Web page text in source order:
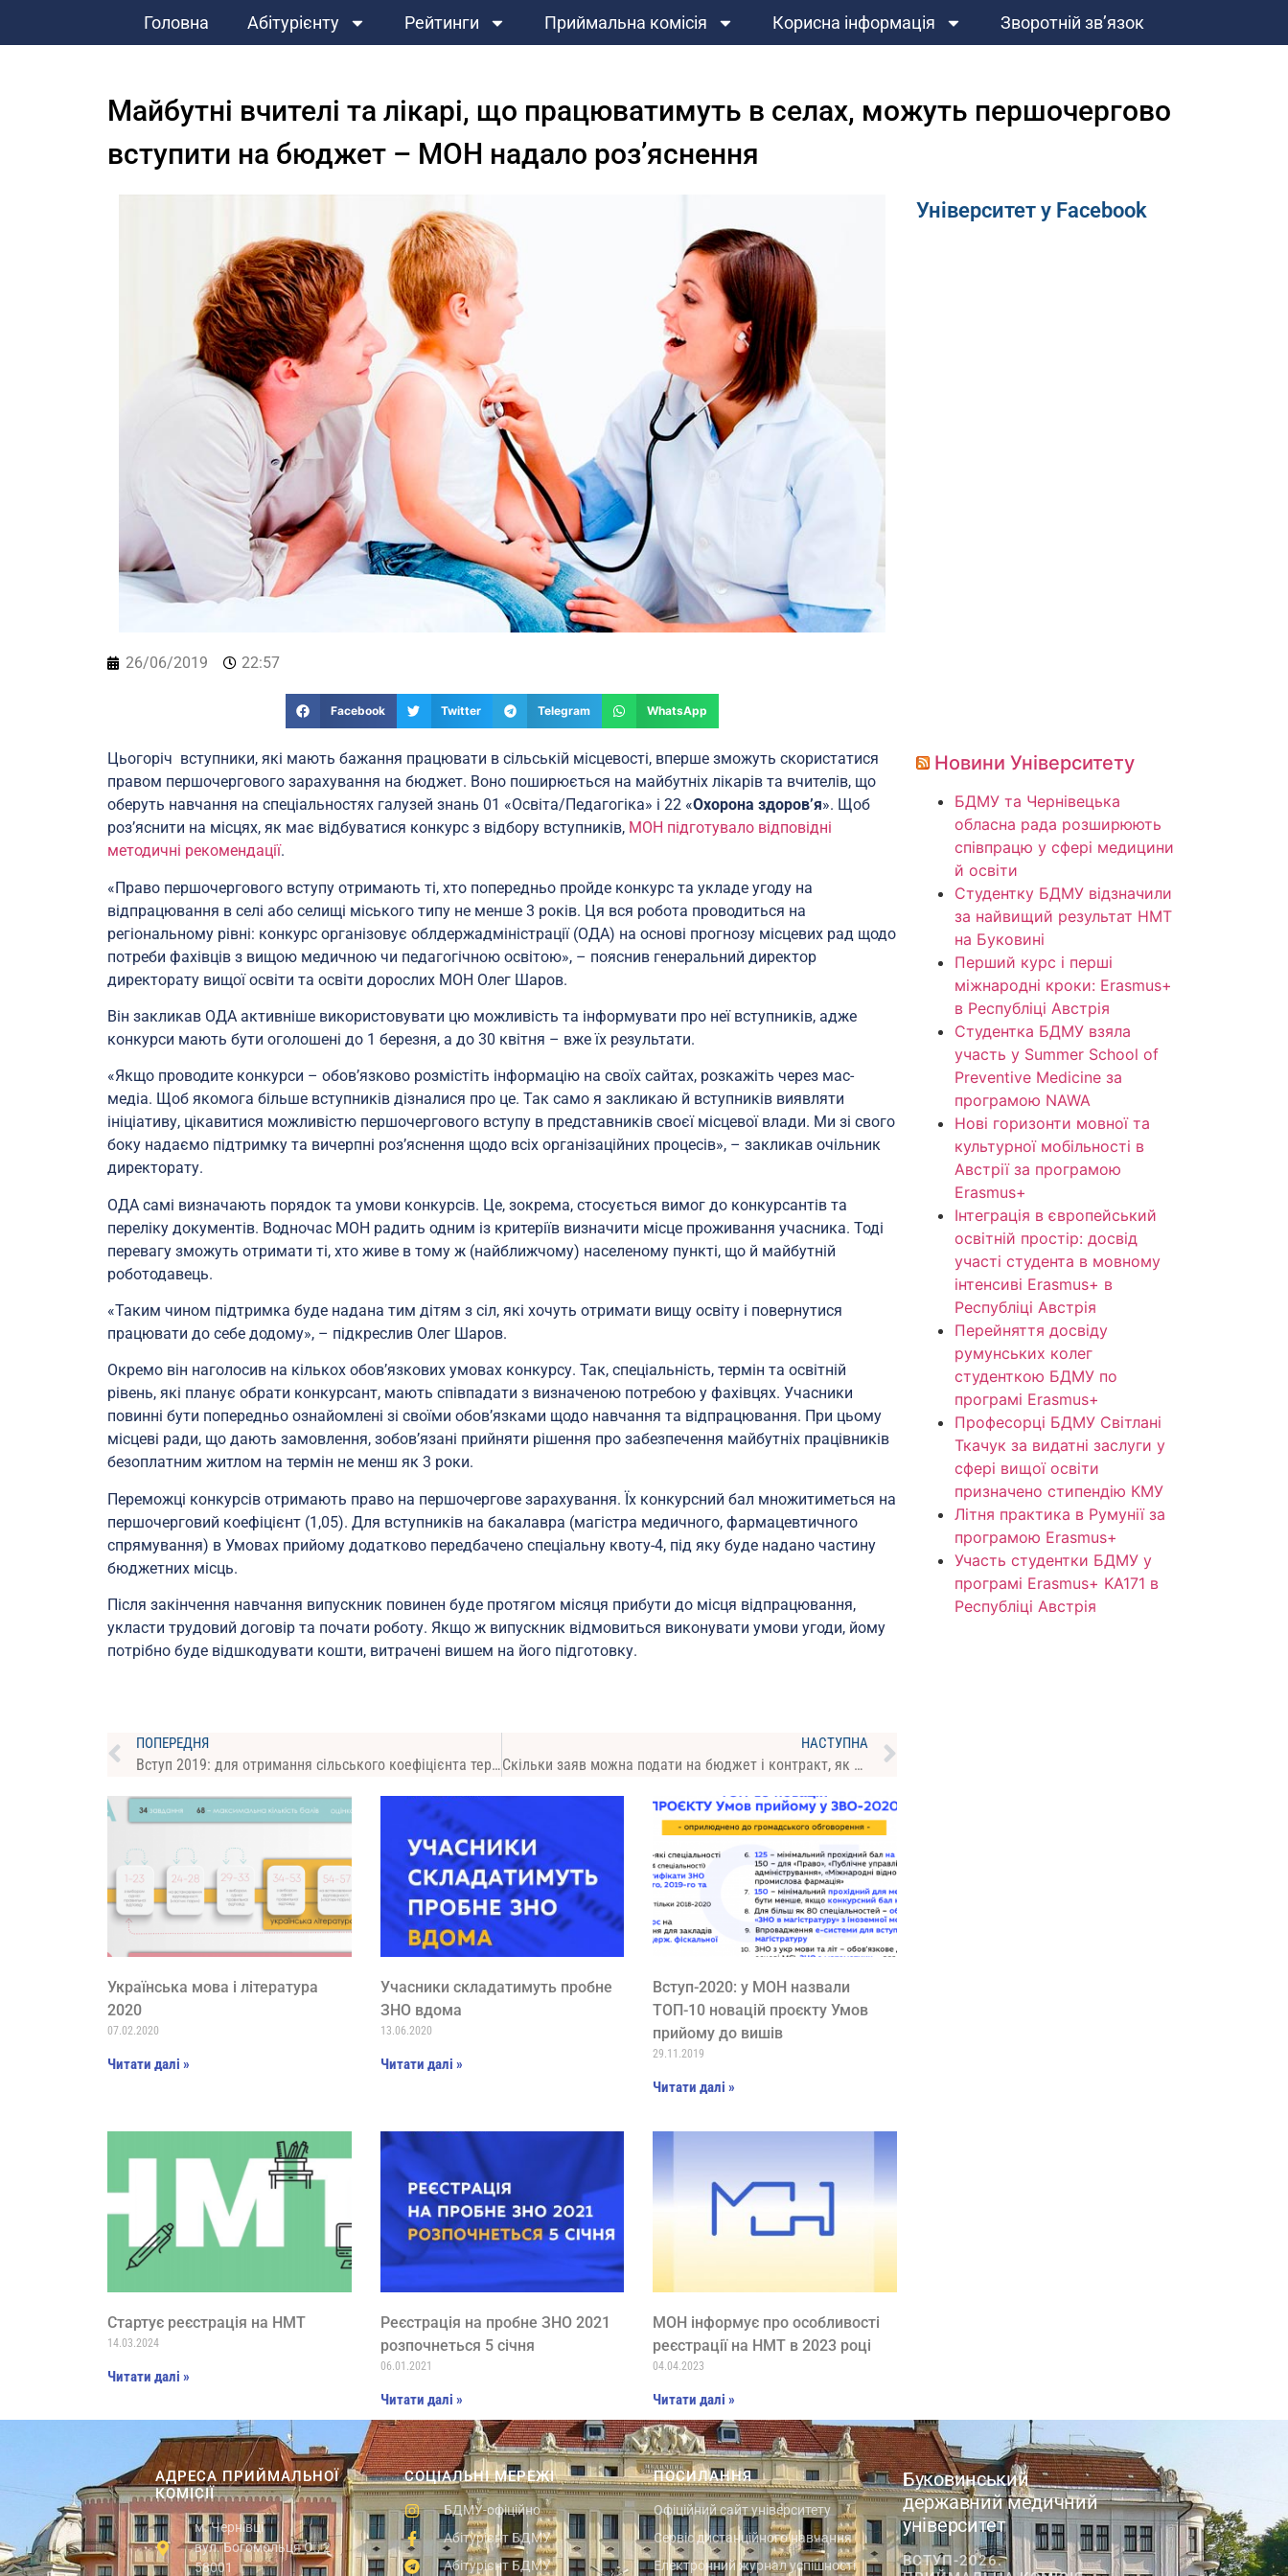
Головна Абітурієнту Рейтинги Приймальна комісія Корисна інформація Зворотній зв’язок
Майбутні вчителі та лікарі, що працюватимуть в селах, можуть першочергово
вступити на бюджет – МОН надало роз’яснення
26/06/2019 22:57
Facebook Twitter Telegram WhatsApp
Цьогоріч вступники, які мають бажання працювати в сільській місцевості, вперше зможуть скористатися
правом першочергового зарахування на бюджет. Воно поширюється на майбутніх лікарів та вчителів, що
оберуть навчання на спеціальностях галузей знань 01 «Освіта/Педагогіка» і 22 «Охорона здоров’я». Щоб
роз’яснити на місцях, як має відбуватися конкурс з відбору вступників, МОН підготувало відповідні
методичні рекомендації.
«Право першочергового вступу отримають ті, хто попередньо пройде конкурс та укладе угоду на
відпрацювання в селі або селищі міського типу не менше 3 років. Ця вся робота проводиться на
регіональному рівні: конкурс організовує облдержадміністрації (ОДА) на основі прогнозу місцевих рад щодо
потреби фахівців з вищою медичною чи педагогічною освітою», – пояснив генеральний директор
директорату вищої освіти та освіти дорослих МОН Олег Шаров.
Він закликав ОДА активніше використовувати цю можливість та інформувати про неї вступників, адже
конкурси мають бути оголошені до 1 березня, а до 30 квітня – вже їх результати.
«Якщо проводите конкурси – обов’язково розмістіть інформацію на своїх сайтах, розкажіть через мас-
медіа. Щоб якомога більше вступників дізналися про це. Так само я закликаю й вступників виявляти
ініціативу, цікавитися можливістю першочергового вступу в представників своєї місцевої влади. Ми зі свого
боку надаємо підтримку та вичерпні роз’яснення щодо всіх організаційних процесів», – закликав очільник
директорату.
ОДА самі визначають порядок та умови конкурсів. Це, зокрема, стосується вимог до конкурсантів та
переліку документів. Водночас МОН радить одним із критеріїв визначити місце проживання учасника. Тоді
перевагу зможуть отримати ті, хто живе в тому ж (найближчому) населеному пункті, що й майбутній
роботодавець.
«Таким чином підтримка буде надана тим дітям з сіл, які хочуть отримати вищу освіту і повернутися
працювати до себе додому», – підкреслив Олег Шаров.
Окремо він наголосив на кількох обов’язкових умовах конкурсу. Так, спеціальність, термін та освітній
рівень, які планує обрати конкурсант, мають співпадати з визначеною потребою у фахівцях. Учасники
повинні бути попередньо ознайомлені зі своїми обов’язками щодо навчання та відпрацювання. При цьому
місцеві ради, що дають замовлення, зобов’язані прийняти рішення про забезпечення майбутніх працівників
безоплатним житлом на термін не менш як 3 роки.
Переможці конкурсів отримають право на першочергове зарахування. Їх конкурсний бал множитиметься на
першочерговий коефіцієнт (1,05). Для вступників на бакалавра (магістра медичного, фармацевтичного
спрямування) в Умовах прийому додатково передбачено спеціальну квоту-4, під яку буде надано частину
бюджетних місць.
Після закінчення навчання випускник повинен буде протягом місяця прибути до місця відпрацювання,
укласти трудовий договір та почати роботу. Якщо ж випускник відмовиться виконувати умови угоди, йому
потрібно буде відшкодувати кошти, витрачені вишем на його підготовку.
ПОПЕРЕДНЯ
Вступ 2019: для отримання сільського коефіцієнта термін реєстрації в селі не обмежується, але його треба підтвердити відповідною довідкою
НАСТУПНА
Скільки заяв можна подати на бюджет і контракт, як виставити пріоритетності та чи можна їх змінювати – в Україні стартував прийом заяв до вишів
Українська мова і література
2020
07.02.2020
Читати далі »
Учасники cкладатимуть пробне
ЗНО вдома
13.06.2020
Читати далі »
Вступ-2020: у МОН назвали
ТОП-10 новацій проєкту Умов
прийому до вишів
29.11.2019
Читати далі »
Cтартує реєстрація на НМТ
14.03.2024
Читати далі »
Реєстрація на пробне ЗНО 2021
розпочнеться 5 січня
06.01.2021
Читати далі »
МОН інформує про особливості
реєстрації на НМТ в 2023 році
04.04.2023
Читати далі »
Університет у Facebook
Новини Університету
БДМУ та Чернівецька
обласна рада розширюють
співпрацю у сфері медицини
й освіти
Студентку БДМУ відзначили
за найвищий результат НМТ
на Буковині
Перший курс і перші
міжнародні кроки: Erasmus+
в Республіці Австрія
Студентка БДМУ взяла
участь у Summer School of
Preventive Medicine за
програмою NAWA
Нові горизонти мовної та
культурної мобільності в
Австрії за програмою
Erasmus+
Інтеграція в європейський
освітній простір: досвід
участі студента в мовному
інтенсиві Erasmus+ в
Республіці Австрія
Перейняття досвіду
румунських колег
студенткою БДМУ по
програмі Erasmus+
Професорці БДМУ Світлані
Ткачук за видатні заслуги у
сфері вищої освіти
призначено стипендію КМУ
Літня практика в Румунії за
програмою Erasmus+
Участь студентки БДМУ у
програмі Erasmus+ KA171 в
Республіці Австрія
АДРЕСА ПРИЙМАЛЬНОЇ
КОМІСІЇ
м. Чернівці
вул. Богомольця О., 2
58001
СОЦІАЛЬНІ МЕРЕЖІ
БДМУ-офіційно
Абітурієнт БДМУ
Абітурієнт БДМУ
ПОСИЛАННЯ
Офіційний сайт університету
Сервіс дистанційного навчання
Електронний журнал успішності
Буковинський
державний медичний
університет
ВСТУП-2026.